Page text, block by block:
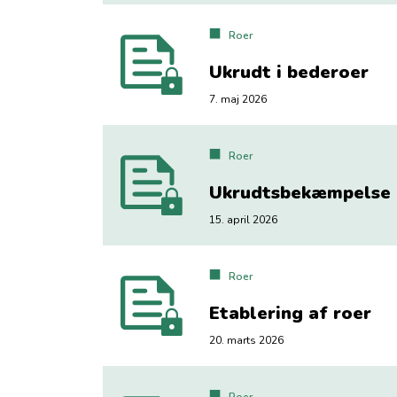
Roer
Ukrudt i bederoer
7. maj 2026
Roer
15. april 2026
Roer
Etablering af roer
20. marts 2026